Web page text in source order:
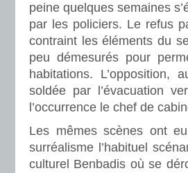
peine quelques semaines
par les policiers. Le refus
contraint les éléments du
peu démesurés pour
habitations. L’opposition,
soldée par l’évacuation
l’occurrence le chef de
Les mêmes scènes ont
surréalisme l’habituel
culturel Benbadis où se